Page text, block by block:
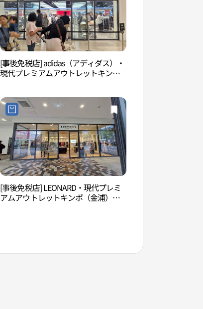
[事後免税店] adidas（アディダス）・
現代プレミアムアウトレットキンポ
[事後免税店] LEONARD・現代プレミ
アムアウトレットキンポ（金浦）店